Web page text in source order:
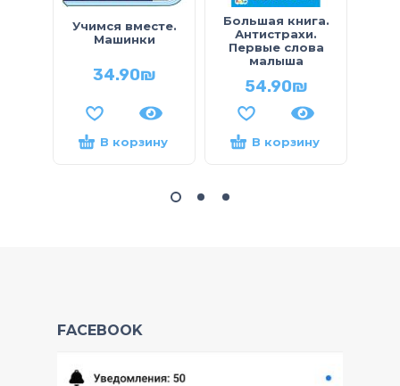
Учимся вместе.
Машинки
34.90₪
В корзину
Большая книга.
Антистрахи.
Первые слова
малыша
54.90₪
В корзину
FACEBOOK